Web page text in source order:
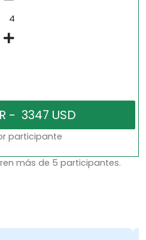
participante
más de 5 participantes.